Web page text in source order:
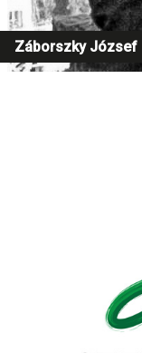
Záborszky József